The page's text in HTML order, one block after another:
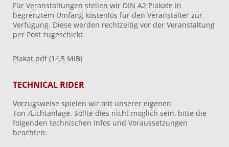
Für Veranstaltungen stellen wir DIN A2 Plakate in
begrenztem Umfang kostenlos für den Veranstalter zur
Verfügung. Diese werden rechtzeitig vor der Veranstaltung
per Post zugeschickt.
Plakat.pdf(14,5 MiB)
TECHNICAL RIDER
Vorzugsweise spielen wir mit unserer eigenen
Ton-/Lichtanlage. Sollte dies nicht möglich sein, bitte die
folgenden technischen Infos und Voraussetzungen
beachten: